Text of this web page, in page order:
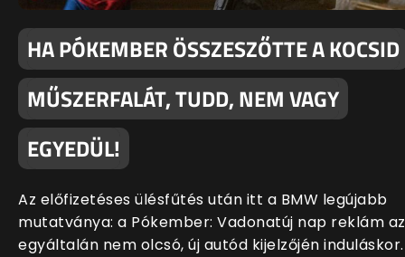
HA PÓKEMBER ÖSSZESZŐTTE A KOCSID
MŰSZERFALÁT, TUDD, NEM VAGY
EGYEDÜL!
Az előfizetéses ülésfűtés után itt a BMW legújabb
mutatványa: a Pókember: Vadonatúj nap reklám az
egyáltalán nem olcsó, új autód kijelzőjén induláskor.